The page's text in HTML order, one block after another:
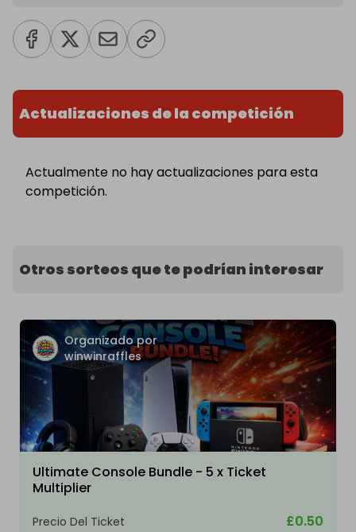
Actualizaciones de la competición
Actualmente no hay actualizaciones para esta
competición.
Otros sorteos que te podrían interesar
Organizado por
winwinraffles
Ultimate Console Bundle - 5 x Ticket
Multiplier
Precio Del Ticket £0.50